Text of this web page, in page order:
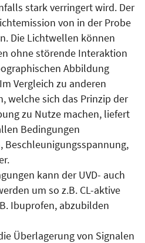
stark verringert wird. Der
von in der Probe
Die Lichtwellen können
ohne störende Interaktion
Abbildung
Vergleich zu anderen
welche sich das Prinzip der
zu Nutze machen, liefert
Bedingungen
Beschleunigungsspannung,
kann der UVD- auch
um so z.B. CL-aktive
Ibuprofen, abzubilden
Überlagerung von Signalen